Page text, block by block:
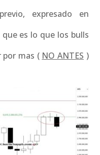
expresado en
es lo que los bulls
por mas ( NO ANTES )